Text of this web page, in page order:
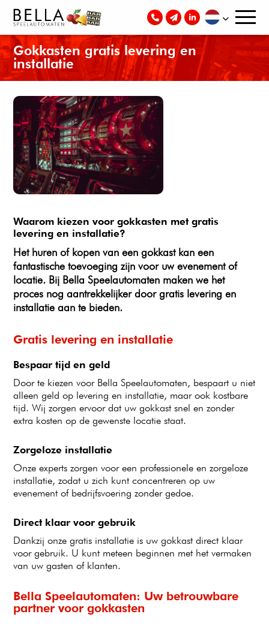
Gokkasten gratis levering en
installatie
Waarom kiezen voor gokkasten met gratis
levering en installatie?
Het huren of kopen van een gokkast kan een
fantastische toevoeging zijn voor uw evenement of
locatie. Bij Bella Speelautomaten maken we het
proces nog aantrekkelijker door gratis levering en
installatie aan te bieden.
Gratis levering en installatie
Bespaar tijd en geld
Door te kiezen voor Bella Speelautomaten, bespaart u niet
alleen geld op levering en installatie, maar ook kostbare
tijd. Wij zorgen ervoor dat uw gokkast snel en zonder
extra kosten op de gewenste locatie staat.
Zorgeloze installatie
Onze experts zorgen voor een professionele en zorgeloze
installatie, zodat u zich kunt concentreren op uw
evenement of bedrijfsvoering zonder gedoe.
Direct klaar voor gebruik
Dankzij onze gratis installatie is uw gokkast direct klaar
voor gebruik. U kunt meteen beginnen met het vermaken
van uw gasten of klanten.
Bella Speelautomaten: Uw betrouwbare
partner voor gokkasten